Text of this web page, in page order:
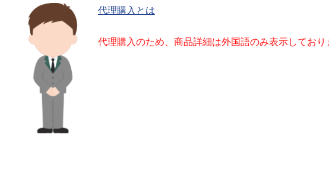
代理購入とは
代理購入のため、商品詳細は外国語のみ表示しており